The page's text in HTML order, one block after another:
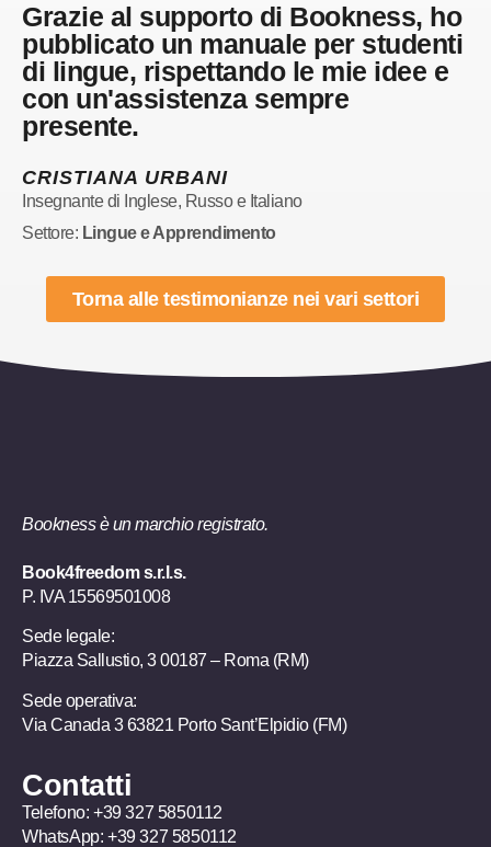
Grazie al supporto di Bookness, ho
pubblicato un manuale per studenti
di lingue, rispettando le mie idee e
con un'assistenza sempre
presente.
CRISTIANA URBANI
Insegnante di Inglese, Russo e Italiano
Settore: Lingue e Apprendimento
Torna alle testimonianze nei vari settori
Bookness è un marchio registrato.
Book4freedom s.r.l.s.
P. IVA ​15569501008
Sede legale:
Piazza Sallustio, 3 00187 – Roma (RM)
Sede operativa:
Via Canada 3 63821 Porto Sant’Elpidio (FM)
Contatti
Telefono: +39 327 5850112
WhatsApp: +39 327 5850112